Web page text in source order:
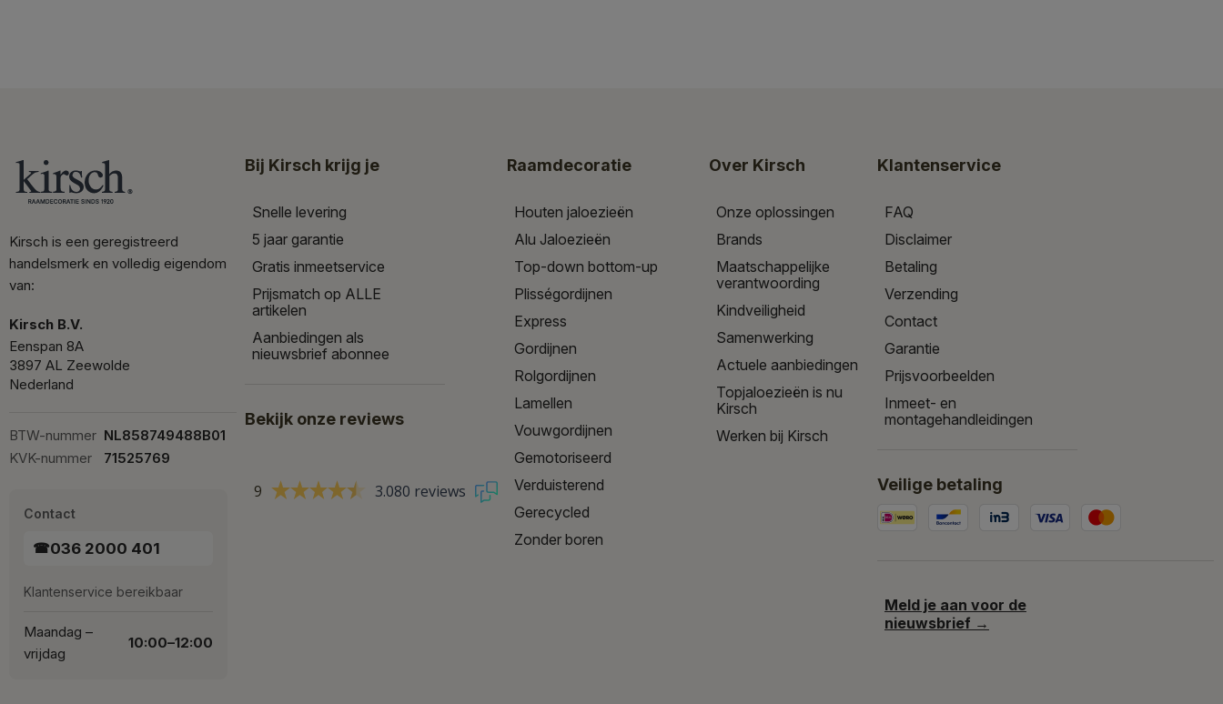
Kirsch is een geregistreerd
handelsmerk en volledig eigendom
van:
Kirsch B.V.
Eenspan 8A
3897 AL Zeewolde
Nederland
BTW-nummer NL858749488B01
KVK-nummer
71525769
Contact
☎036 2000 401
Klantenservice bereikbaar
Maandag –
vrijdag
10:00–12:00
Bij Kirsch krijg je
Snelle levering
5 jaar garantie
Gratis inmeetservice
Prijsmatch op ALLE
artikelen
Aanbiedingen als
nieuwsbrief abonnee
Bekijk onze reviews
9 3.080 reviews
Raamdecoratie
Houten jaloezieën
Alu Jaloezieën
Top-down bottom-up
Plisségordijnen
Express
Gordijnen
Rolgordijnen
Lamellen
Vouwgordijnen
Gemotoriseerd
Verduisterend
Gerecycled
Zonder boren
Over Kirsch
Onze oplossingen
Brands
Maatschappelijke
verantwoording
Kindveiligheid
Samenwerking
Actuele aanbiedingen
Topjaloezieën is nu
Kirsch
Werken bij Kirsch
Klantenservice
FAQ
Disclaimer
Betaling
Verzending
Contact
Garantie
Prijsvoorbeelden
Inmeet- en
montagehandleidingen
Veilige betaling
Meld je aan voor de
nieuwsbrief →